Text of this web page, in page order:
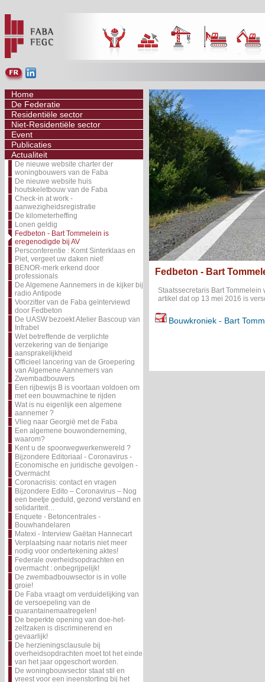
Home
De Federatie
Residentiële sector
Niet-Residentiële sector
Event
Publicaties
Actualiteit
De nieuwe website charter der
woningbouwers van de Faba
De nieuwe website huis
houtskeletbouw van de Faba
Check-in at work -
aanwezigheidsregistratie
De kilometerheffing
Lonen geldig
Fedbeton - Bart Tommelein is
eregenodigde bij AV
Persconferentie : Komt Sinterklaas en
Piet, vergeet uw daken niet!
BENOR-merk erkend door
professionals
De Algemene Aannemers in de kijker bij
radio Antipode
Voorzitter van de Faba geïnterviewd
door Fedbeton
De UASW bezoekt Atelier Bascoup van
Infrabel
Wet betreffende de verplichte
verzekering van de tienjarige
aansprakelijkheid
Officieel lancering van de Groepering
van Algemene Aannemers van
Zwembadbouwers
Een rijbewijs B is voortaan voldoen om
met een bouwmachine te rijden
Wat is nu eigenlijk een algemene
aannemer ?
Vlieg naar Georgië met de Faba
Een algemene bouwonderneming,
waarom?
Kent u de spoorwegwerkenwereld ?
Bijzondere Editoriaal - Coronavirus -
Economische en juridische gevolgen -
Overmacht
Coronacrisis: contact en vragen
Bijzondere Edito – Coronavirus – Nog
een beetje geduld, gezond verstand en
solidariteit…
Enquete - Betoncentrales -
Bouwhandelaren
Matexi - Interview Gaëtan Hannecart
Verplaatsing naar notaris niet meer
nodig voor ondertekening aktes!
Federale overheidsopdrachten en
overmacht : onbegrijpelijk!
De zwembadbouwsector is in volle
groie!
De Faba vraagt om verduidelijking van
de versoepeling van de
quarantainemaatregelen!
De beperkte opening van doe-het-
zelfzaken is discriminerend en
gevaarlijk!
De herzieningsclausule bij
overheidsopdrachten moet tot het einde
van het jaar opgeschort worden.
De woningbouwsector staat stil en
vreest voor een ineenstorting bij het
Fedbeton - Bart
Staatssecretaris Bart
artikel dat op 13 mei 2016 is
Bouwkroniek - Bart